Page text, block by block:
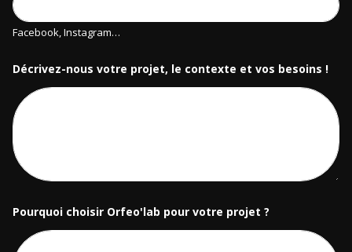
Facebook, Instagram…
Décrivez-nous votre projet, le contexte et vos besoins !
Pourquoi choisir Orfeo'lab pour votre projet ?